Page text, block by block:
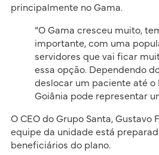
principalmente no Gama.
“O Gama cresceu muito,
importante, com uma
servidores que vai ficar
essa opção. Dependendo
deslocar um paciente até o
Goiânia pode representar
O CEO do Grupo Santa, Gustavo
equipe da unidade está
beneficiários do plano.